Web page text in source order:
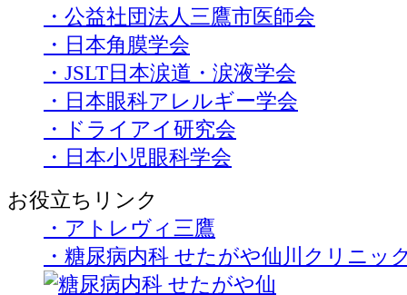
・公益社団法人三鷹市医師会
・日本角膜学会
・JSLT日本涙道・涙液学会
・日本眼科アレルギー学会
・ドライアイ研究会
・日本小児眼科学会
お役立ちリンク
・アトレヴィ三鷹
・糖尿病内科 せたがや仙川クリニッ